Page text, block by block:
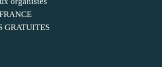
GRATUITES